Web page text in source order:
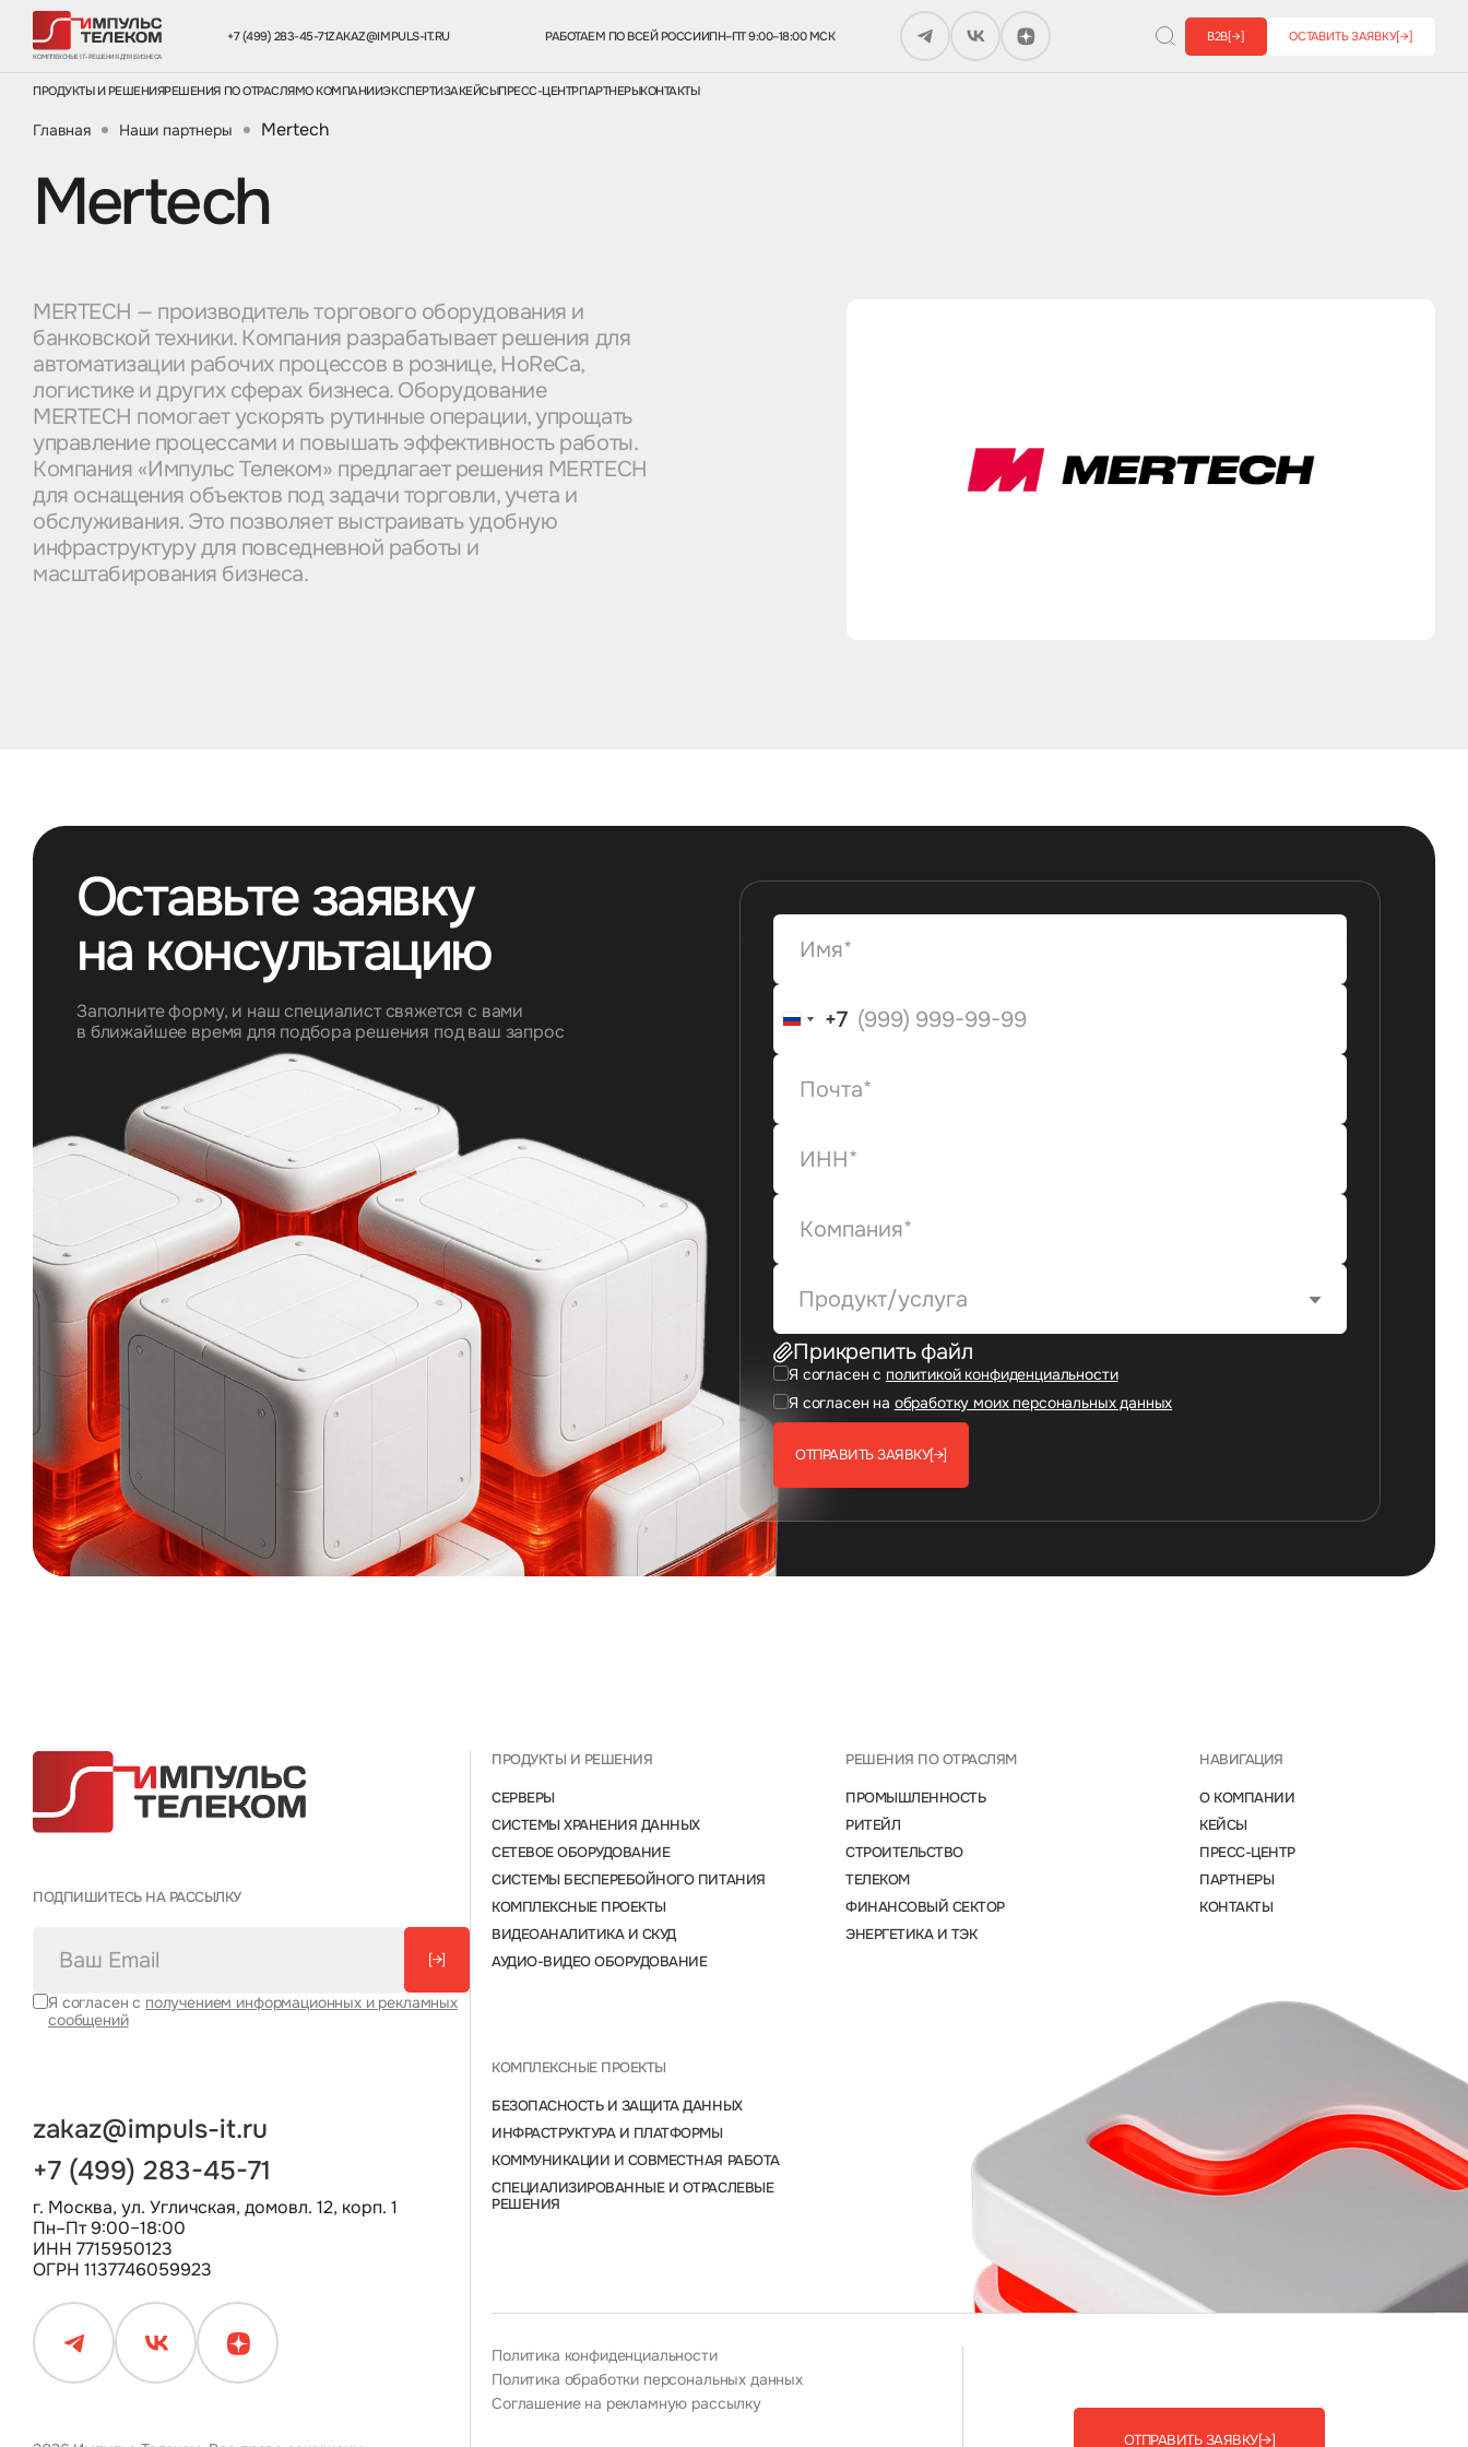
КОМПЛЕКСНЫЕ IT-РЕШЕНИЯ ДЛЯ БИЗНЕСА
+7 (499) 283-45-71ZAKAZ@IMPULS-IT.RU РАБОТАЕМ ПО ВСЕЙ РОССИИПН–ПТ 9:00–18:00 МСК B2B[→] ОСТАВИТЬ ЗАЯВКУ[→]
ПРОДУКТЫ И РЕШЕНИЯРЕШЕНИЯ ПО ОТРАСЛЯМО КОМПАНИИЭКСПЕРТИЗАКЕЙСЫПРЕСС-ЦЕНТРПАРТНЕРЫКОНТАКТЫ
Главная Наши партнеры Mertech
Mertech
MERTECH — производитель торгового оборудования и
банковской техники. Компания разрабатывает решения для
автоматизации рабочих процессов в рознице, HoReCa,
логистике и других сферах бизнеса. Оборудование
MERTECH помогает ускорять рутинные операции, упрощать
управление процессами и повышать эффективность работы.
Компания «Импульс Телеком» предлагает решения MERTECH
для оснащения объектов под задачи торговли, учета и
обслуживания. Это позволяет выстраивать удобную
инфраструктуру для повседневной работы и
масштабирования бизнеса.
Оставьте заявку
на консультацию
Заполните форму, и наш специалист свяжется с вами
в ближайшее время для подбора решения под ваш запрос
+7
+7
Продукт/услуга
Прикрепить файл
Я согласен с политикой конфиденциальности
Я согласен на обработку моих персональных данных
ОТПРАВИТЬ ЗАЯВКУ[→]
ПОДПИШИТЕСЬ НА РАССЫЛКУ
[→]
Я согласен с получением информационных и рекламных
сообщений
zakaz@impuls-it.ru
+7 (499) 283-45-71
г. Москва, ул. Угличская, домовл. 12, корп. 1
Пн–Пт 9:00–18:00
ИНН 7715950123
ОГРН 1137746059923
ПРОДУКТЫ И РЕШЕНИЯ
СЕРВЕРЫ
СИСТЕМЫ ХРАНЕНИЯ ДАННЫХ
СЕТЕВОЕ ОБОРУДОВАНИЕ
СИСТЕМЫ БЕСПЕРЕБОЙНОГО ПИТАНИЯ
КОМПЛЕКСНЫЕ ПРОЕКТЫ
ВИДЕОАНАЛИТИКА И СКУД
АУДИО-ВИДЕО ОБОРУДОВАНИЕ
РЕШЕНИЯ ПО ОТРАСЛЯМ
ПРОМЫШЛЕННОСТЬ
РИТЕЙЛ
СТРОИТЕЛЬСТВО
ТЕЛЕКОМ
ФИНАНСОВЫЙ СЕКТОР
ЭНЕРГЕТИКА И ТЭК
НАВИГАЦИЯ
О КОМПАНИИ
КЕЙСЫ
ПРЕСС-ЦЕНТР
ПАРТНЕРЫ
КОНТАКТЫ
КОМПЛЕКСНЫЕ ПРОЕКТЫ
БЕЗОПАСНОСТЬ И ЗАЩИТА ДАННЫХ
ИНФРАСТРУКТУРА И ПЛАТФОРМЫ
КОММУНИКАЦИИ И СОВМЕСТНАЯ РАБОТА
СПЕЦИАЛИЗИРОВАННЫЕ И ОТРАСЛЕВЫЕ
РЕШЕНИЯ
Политика конфиденциальности
Политика обработки персональных данных
Соглашение на рекламную рассылку
ОТПРАВИТЬ ЗАЯВКУ[→]